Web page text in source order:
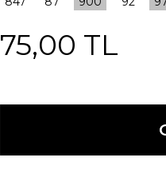
75,00 TL